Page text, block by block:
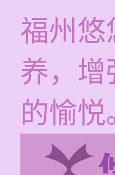
福州悠
养，增
的愉悦